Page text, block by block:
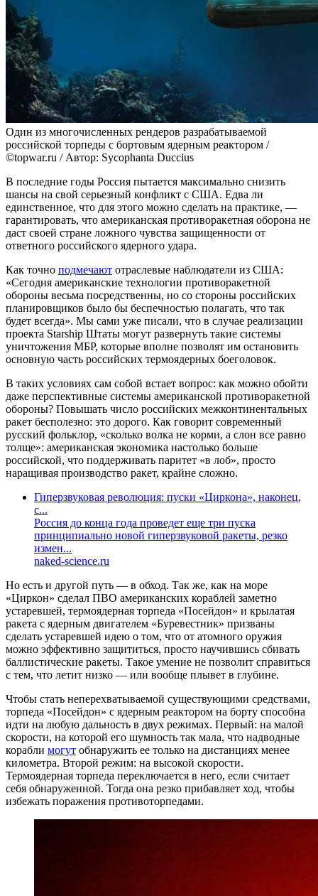
Один из многочисленных рендеров разрабатываемой
российской торпеды с бортовым ядерным реактором /
©topwar.ru / Автор: Sycophanta Duccius
В последние годы Россия пытается максимально снизить
шансы на свой серьезный конфликт с США. Едва ли
единственное, что для этого можно сделать на практике, —
гарантировать, что американская противоракетная оборона не
даст своей стране ложного чувства защищенности от
ответного российского ядерного удара.
Как точно подмечают отраслевые наблюдатели из США:
«Сегодня американские технологии противоракетной
обороны весьма посредственны, но со стороны российских
планировщиков было бы беспечностью полагать, что так
будет всегда». Мы сами уже писали, что в случае реализации
проекта Starship Штаты могут развернуть такие системы
уничтожения МБР, которые вполне позволят им остановить
основную часть российских термоядерных боеголовок.
В таких условиях сам собой встает вопрос: как можно обойти
даже перспективные системы американской противоракетной
обороны? Повышать число российских межконтинентальных
ракет бесполезно: это дорого. Как говорит современный
русский фольклор, «сколько волка не корми, а слон все равно
толще»: американская экономика настолько больше
российской, что поддерживать паритет «в лоб», просто
наращивая производство ракет, крайне сложно.
Гиперзвуковая революция: пуски «Циркона», наконец,
с...
Россия до конца года проведет еще три пуска
принципиально новой гиперзвуковой ракеты, резко
измен...
naked-science.ru
Но есть и другой путь — в обход. Так же, как на море
«Циркон» сделал ПВО американских кораблей заметно
устаревшей, термоядерная торпеда «Посейдон» и крылатая
ракета с ядерным двигателем «Буревестник» призваны
сделать устаревшей идею о том, что от атомного оружия
можно эффективно защититься, просто научившись сбивать
баллистические ракеты. Такое умение не позволит справиться
с тем, что летит низко — или вообще плывет в глубине.
Чтобы стать неперехватываемой существующими средствами,
торпеда «Посейдон» с ядерным реактором на борту способна
идти на любую дальность в двух режимах. Первый: на малой
скорости, на которой его шумность так мала, что надводные
корабли могут обнаружить ее только на дистанциях менее
километра. Второй режим: на высокой скорости.
Термоядерная торпеда переключается в него, если считает
себя обнаруженной. Тогда она резко прибавляет ход, чтобы
избежать поражения противоторпедами.